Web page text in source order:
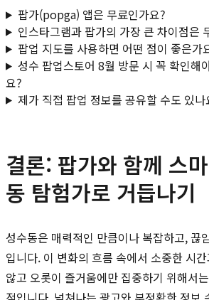
팝가(popga) 앱은 무료인가요?
인스타그램과 팝가의 가장 큰 차이점은
팝업 지도를 사용하면 어떤 점이 좋은가
성수 팝업스토어 8월 방문 시 꼭 확인해
요?
제가 직접 팝업 정보를 공유할 수도 있나
결론: 팝가와 함께 스
동 탐험가로 거듭나기
성수동은 매력적인 만큼이나 복잡하고, 끊
입니다. 이 변화의 흐름 속에서 소중한 시
않고 오롯이 즐거움에만 집중하기 위해서